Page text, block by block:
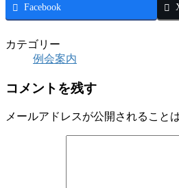
Facebook
カテゴリー
例会案内
コメントを残す
メールアドレスが公開されること